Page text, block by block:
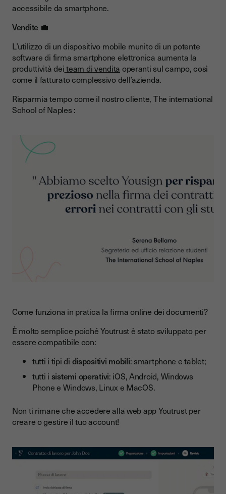
accessibile da smartphone.
Vendite 💼
L’utilizzo di un dispositivo mobile munito di un potente
software di firma smartphone elettronica aumenta la
produttività deiteam di vendita operanti sul campo, così
come il fatturato complessivo dell’azienda.
Risparmia tempo come il nostro cliente, The international
School of Naples :
Come funziona in pratica la firma online dei documenti?
È molto semplice poiché Youtrust è stato sviluppato per
essere compatibile con:
tutti i tipi di dispositivi mobili: smartphone e tablet;
tutti i sistemi operativi: iOS, Android, Windows
Phone e Windows, Linux e MacOS.
Non ti rimane che accedere allaweb app Youtrustper
creare o gestire il tuo account!